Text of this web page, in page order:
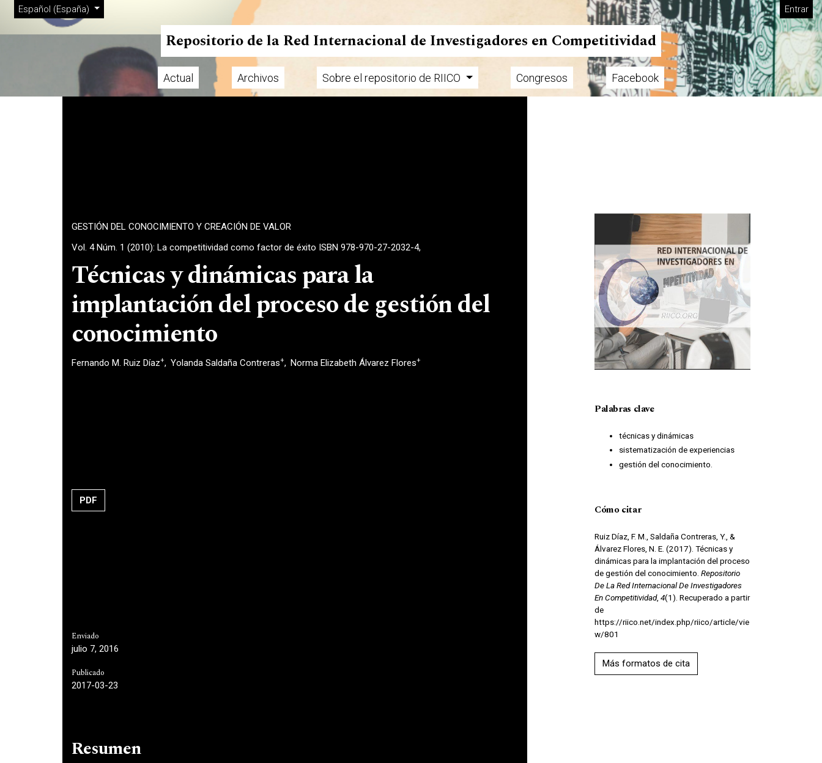
Ir al menú de navegación principal
Ir al contenido principal
Ir al pie de página del sitio
Cambiar el idioma. El actual es:
Español (España)
Menú de administración Entrar
Repositorio de la Red Internacional de Investigadores en Competitividad
Menú principal Actual Archivos Sobre el repositorio de RIICO Congresos Facebook
GESTIÓN DEL CONOCIMIENTO Y CREACIÓN DE VALOR
Vol. 4 Núm. 1 (2010): La competitividad como factor de éxito ISBN 978-970-27-2032-4,
Técnicas y dinámicas para la
implantación del proceso de gestión del
conocimiento
Fernando M. Ruiz Díaz+ Yolanda Saldaña Contreras+ Norma Elizabeth Álvarez Flores+
PDF
Enviado
julio 7, 2016
Publicado
2017-03-23
Resumen
Imagen de portada
Palabras clave
técnicas y dinámicas
sistematización de experiencias
gestión del conocimiento.
Cómo citar
Ruiz Díaz, F. M., Saldaña Contreras, Y., &
Álvarez Flores, N. E. (2017). Técnicas y
dinámicas para la implantación del proceso
de gestión del conocimiento. Repositorio
De La Red Internacional De Investigadores
En Competitividad, 4(1). Recuperado a partir
de
https://riico.net/index.php/riico/article/vie
w/801
Más formatos de cita